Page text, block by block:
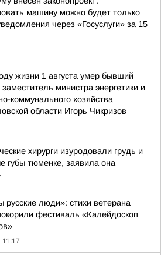
машину можно будет только
через «Госуслуги» за 15
жизни 1 августа умер бывший
министра энергетики и
коммунального хозяйства
области Игорь Чикризов
хирурги изуродовали грудь и
губы тюменке, заявила она
русские люди»: стихи ветерана
фестиваль «Калейдоскоп
11:17